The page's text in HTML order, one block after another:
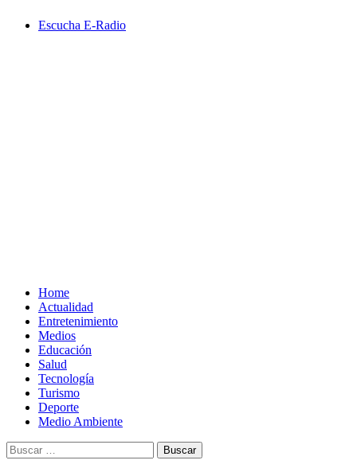
Escucha E-Radio
Home
Actualidad
Entretenimiento
Medios
Educación
Salud
Tecnología
Turismo
Deporte
Medio Ambiente
Buscar: